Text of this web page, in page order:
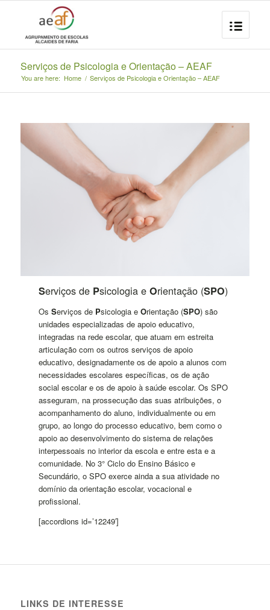
Serviços de Psicologia e Orientação – AEAF
You are here: Home / Serviços de Psicologia e Orientação – AEAF
Serviços de Psicologia eOrientação (SPO)
OsServiços de Psicologia eOrientação (SPO) são
unidades especializadas de apoio educativo,
integradas na rede escolar, que atuam em estreita
articulação com os outros serviços de apoio
educativo, designadamente os de apoio a alunos com
necessidades escolares específicas, os de ação
social escolar e os de apoio à saúde escolar. Os SPO
asseguram, na prossecução das suas atribuições, o
acompanhamento do aluno, individualmente ou em
grupo, ao longo do processo educativo, bem como o
apoio ao desenvolvimento do sistema de relações
interpessoais no interior da escola e entre esta e a
comunidade. No 3° Ciclo do Ensino Básico e
Secundário, o SPO exerce ainda a sua atividade no
domínio da orientação escolar, vocacional e
profissional.
[accordions id=’12249′]
LINKS DE INTERESSE